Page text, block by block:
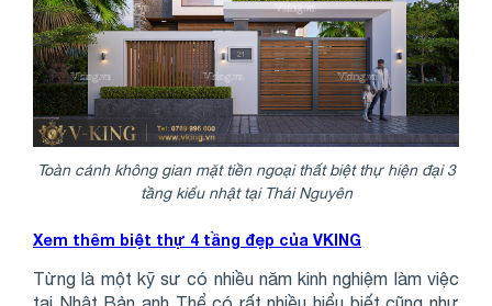
Toàn cảnh không gian mặt tiền ngoại thất biệt thự hiện đại 3
tầng kiểu nhật tại Thái Nguyên
Xem thêm biệt thự 4 tầng đẹp của VKING
Từng là một kỹ sư có nhiều năm kinh nghiệm làm việc